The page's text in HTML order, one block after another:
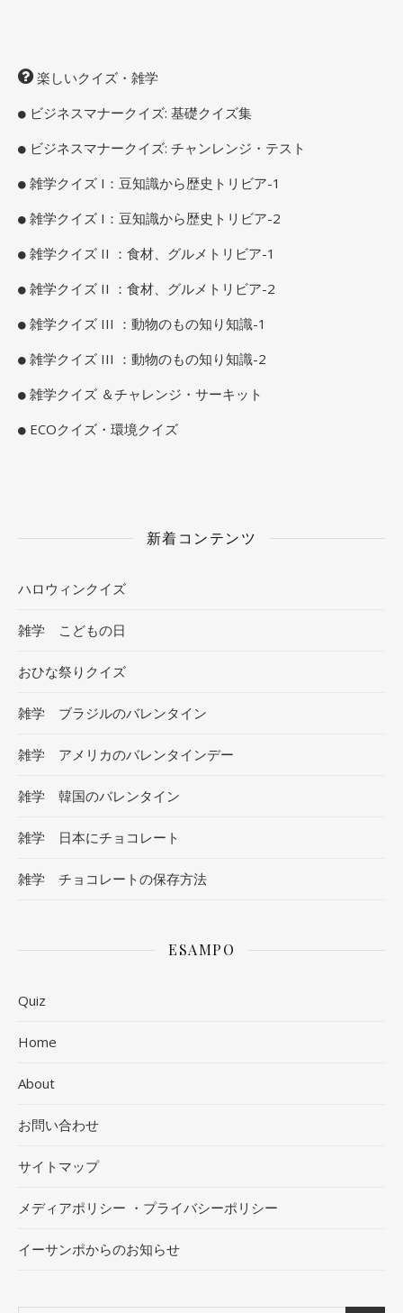
楽しいクイズ・雑学
ビジネスマナークイズ: 基礎クイズ集
ビジネスマナークイズ: チャンレンジ・テスト
雑学クイズ I：豆知識から歴史トリビア-1
雑学クイズ I：豆知識から歴史トリビア-2
雑学クイズ II ：食材、グルメトリビア-1
雑学クイズ II ：食材、グルメトリビア-2
雑学クイズ III ：動物のもの知り知識-1
雑学クイズ III ：動物のもの知り知識-2
雑学クイズ ＆チャレンジ・サーキット
ECOクイズ・環境クイズ
新着コンテンツ
ハロウィンクイズ
雑学 こどもの日
おひな祭りクイズ
雑学 ブラジルのバレンタイン
雑学 アメリカのバレンタインデー
雑学 韓国のバレンタイン
雑学 日本にチョコレート
雑学 チョコレートの保存方法
ESAMPO
Quiz
Home
About
お問い合わせ
サイトマップ
メディアポリシー ・プライバシーポリシー
イーサンポからのお知らせ